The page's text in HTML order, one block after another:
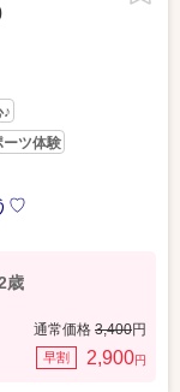
ーツ体験
♡
歳
通常価格 3,400円
早割 2,900円